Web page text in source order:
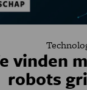
vinden
robots